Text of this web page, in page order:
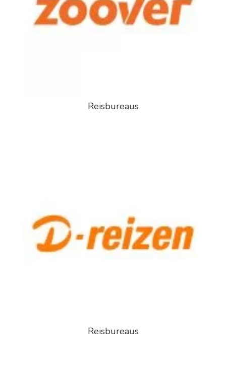
Reisbureaus
Reisbureaus